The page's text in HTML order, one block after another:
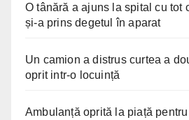
O tânără a ajuns la spital cu tot
și-a prins degetul în aparat
Un camion a distrus curtea a
oprit intr-o locuință
Ambulanță oprită la piață